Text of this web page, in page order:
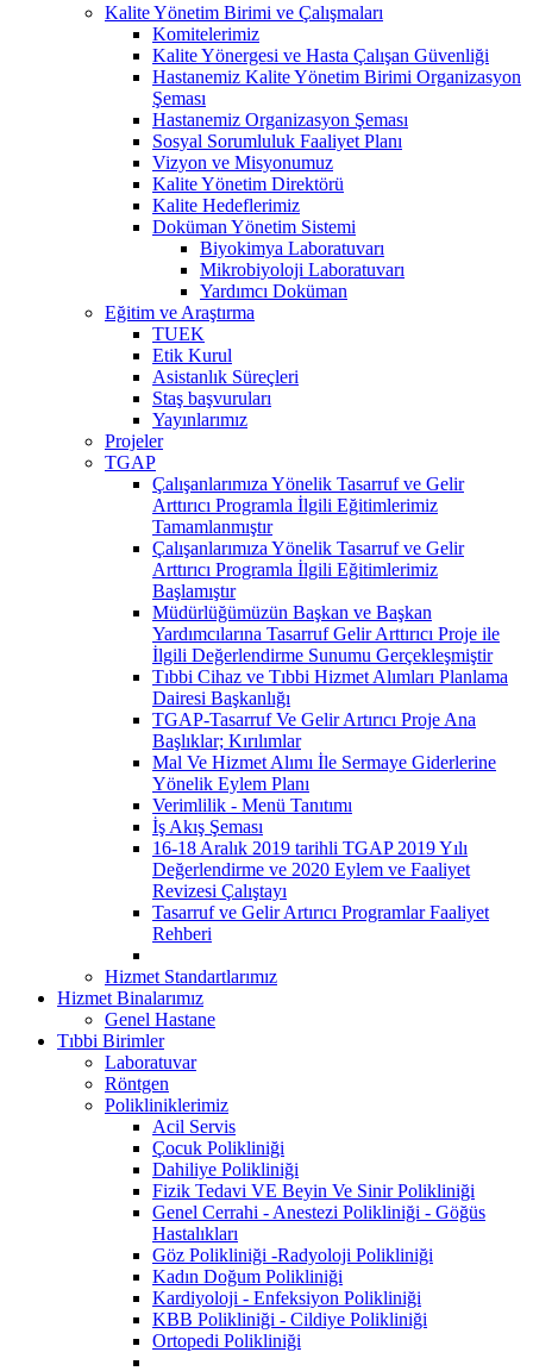
Kalite Yönetim Birimi ve Çalışmaları
Komitelerimiz
Kalite Yönergesi ve Hasta Çalışan Güvenliği
Hastanemiz Kalite Yönetim Birimi Organizasyon
Şeması
Hastanemiz Organizasyon Şeması
Sosyal Sorumluluk Faaliyet Planı
Vizyon ve Misyonumuz
Kalite Yönetim Direktörü
Kalite Hedeflerimiz
Doküman Yönetim Sistemi
Biyokimya Laboratuvarı
Mikrobiyoloji Laboratuvarı
Yardımcı Doküman
Eğitim ve Araştırma
TUEK
Etik Kurul
Asistanlık Süreçleri
Staş başvuruları
Yayınlarımız
Projeler
TGAP
Çalışanlarımıza Yönelik Tasarruf ve Gelir
Arttırıcı Programla İlgili Eğitimlerimiz
Tamamlanmıştır
Çalışanlarımıza Yönelik Tasarruf ve Gelir
Arttırıcı Programla İlgili Eğitimlerimiz
Başlamıştır
Müdürlüğümüzün Başkan ve Başkan
Yardımcılarına Tasarruf Gelir Arttırıcı Proje ile
İlgili Değerlendirme Sunumu Gerçekleşmiştir
Tıbbi Cihaz ve Tıbbi Hizmet Alımları Planlama
Dairesi Başkanlığı
TGAP-Tasarruf Ve Gelir Artırıcı Proje Ana
Başlıklar; Kırılımlar
Mal Ve Hizmet Alımı İle Sermaye Giderlerine
Yönelik Eylem Planı
Verimlilik - Menü Tanıtımı
İş Akış Şeması
16-18 Aralık 2019 tarihli TGAP 2019 Yılı
Değerlendirme ve 2020 Eylem ve Faaliyet
Revizesi Çalıştayı
Tasarruf ve Gelir Artırıcı Programlar Faaliyet
Rehberi
Hizmet Standartlarımız
Hizmet Binalarımız
Genel Hastane
Tıbbi Birimler
Laboratuvar
Röntgen
Polikliniklerimiz
Acil Servis
Çocuk Polikliniği
Dahiliye Polikliniği
Fizik Tedavi VE Beyin Ve Sinir Polikliniği
Genel Cerrahi - Anestezi Polikliniği - Göğüs
Hastalıkları
Göz Polikliniği -Radyoloji Polikliniği
Kadın Doğum Polikliniği
Kardiyoloji - Enfeksiyon Polikliniği
KBB Polikliniği - Cildiye Polikliniği
Ortopedi Polikliniği